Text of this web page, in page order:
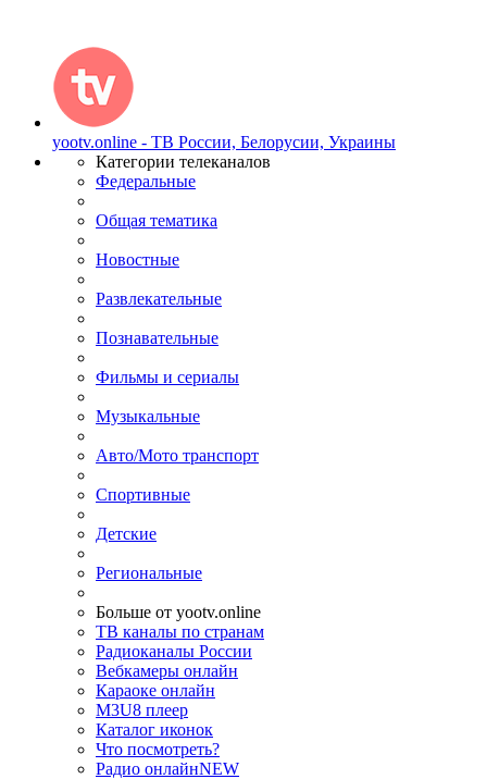
yootv.online - ТВ России, Белорусии, Украины
Категории телеканалов
Федеральные
Общая тематика
Новостные
Развлекательные
Познавательные
Фильмы и сериалы
Музыкальные
Авто/Мото транспорт
Спортивные
Детские
Региональные
Больше от yootv.online
ТВ каналы по странам
Радиоканалы России
Вебкамеры онлайн
Караоке онлайн
M3U8 плеер
Каталог иконок
Что посмотреть?
Радио онлайнNEW